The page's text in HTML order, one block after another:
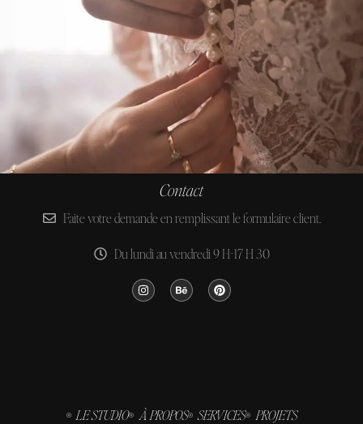
Contact
Faite votre demande en remplissant le formulaire client.
Du lundi au vendredi 9 H-17 H 30
LE STUDIO À PROPOS SERVICES PROJETS